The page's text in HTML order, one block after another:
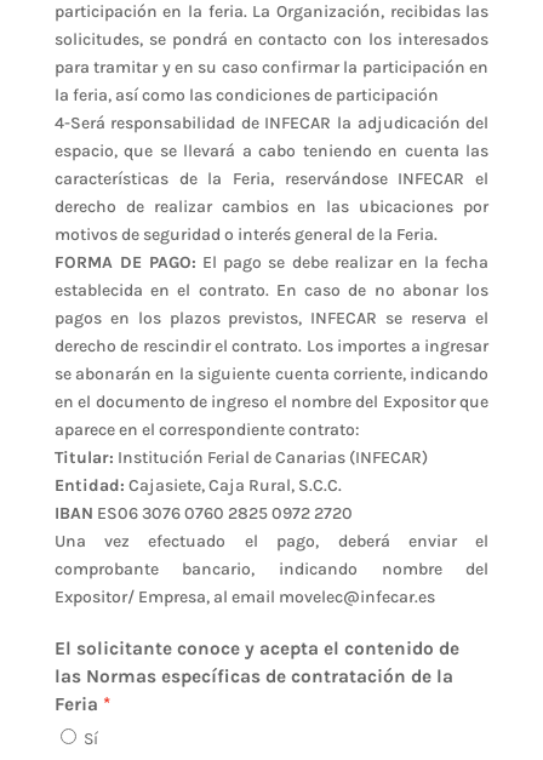
participación en la feria. La Organización, recibidas las
solicitudes, se pondrá en contacto con los interesados
para tramitar y en su caso confirmar la participación en
la feria, así como las condiciones de participación
4-Será responsabilidad de INFECAR la adjudicación del
espacio, que se llevará a cabo teniendo en cuenta las
características de la Feria, reservándose INFECAR el
derecho de realizar cambios en las ubicaciones por
motivos de seguridad o interés general de la Feria.
FORMA DE PAGO: El pago se debe realizar en la fecha
establecida en el contrato. En caso de no abonar los
pagos en los plazos previstos, INFECAR se reserva el
derecho de rescindir el contrato. Los importes a ingresar
se abonarán en la siguiente cuenta corriente, indicando
en el documento de ingreso el nombre del Expositor que
aparece en el correspondiente contrato:
Titular: Institución Ferial de Canarias (INFECAR)
Entidad: Cajasiete, Caja Rural, S.C.C.
IBAN ES06 3076 0760 2825 0972 2720
Una vez efectuado el pago, deberá enviar el
comprobante bancario, indicando nombre del
Expositor/ Empresa, al email movelec@infecar.es
El solicitante conoce y acepta el contenido de
las Normas específicas de contratación de la
Feria
Sí